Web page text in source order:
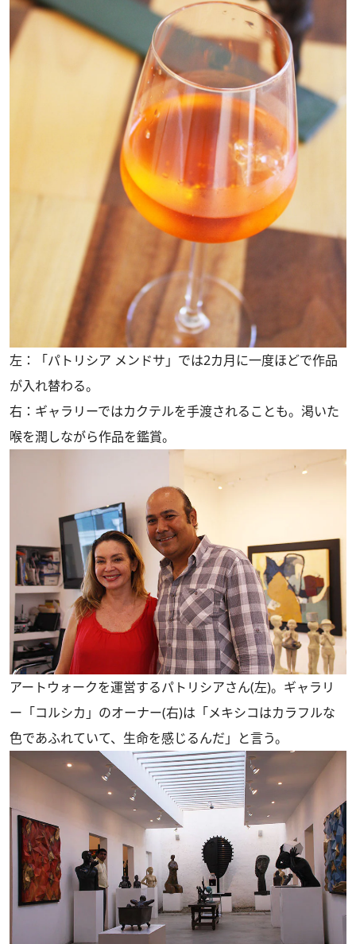
左：「パトリシア メンドサ」では2カ月に一度ほどで作品
が入れ替わる。
右：ギャラリーではカクテルを手渡されることも。渇いた
喉を潤しながら作品を鑑賞。
アートウォークを運営するパトリシアさん(左)。ギャラリ
ー「コルシカ」のオーナー(右)は「メキシコはカラフルな
色であふれていて、生命を感じるんだ」と言う。